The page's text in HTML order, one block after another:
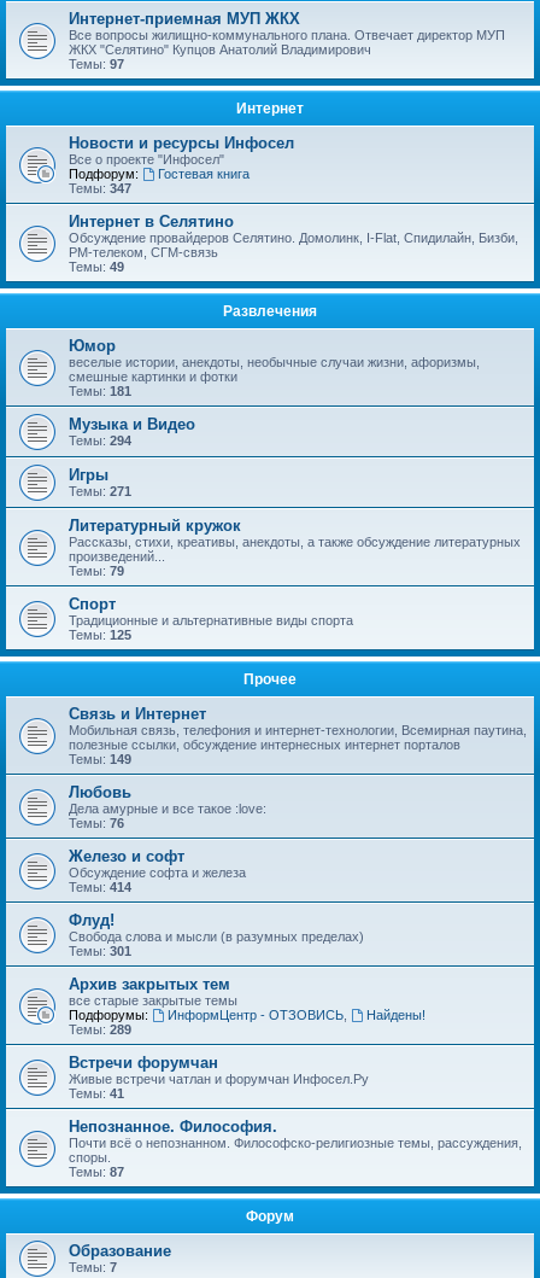
Интернет-приемная МУП ЖКХ
Все вопросы жилищно-коммунального плана. Отвечает директор МУП
ЖКХ "Селятино" Купцов Анатолий Владимирович
Темы: 97
Интернет
Новости и ресурсы Инфосел
Все о проекте "Инфосел"
Подфорум:
Гостевая книга
Темы: 347
Интернет в Селятино
Обсуждение провайдеров Селятино. Домолинк, I-Flat, Спидилайн, Бизби,
РМ-телеком, СГМ-связь
Темы: 49
Развлечения
Юмор
веселые истории, анекдоты, необычные случаи жизни, афоризмы,
смешные картинки и фотки
Темы: 181
Музыка и Видео
Темы: 294
Игры
Темы: 271
Литературный кружок
Рассказы, стихи, креативы, анекдоты, а также обсуждение литературных
произведений...
Темы: 79
Спорт
Традиционные и альтернативные виды спорта
Темы: 125
Прочее
Связь и Интернет
Мобильная связь, телефония и интернет-технологии, Всемирная паутина,
полезные ссылки, обсуждение интернесных интернет порталов
Темы: 149
Любовь
Дела амурные и все такое :love:
Темы: 76
Железо и софт
Обсуждение софта и железа
Темы: 414
Флуд!
Свобода слова и мысли (в разумных пределах)
Темы: 301
Архив закрытых тем
все старые закрытые темы
Подфорумы:
ИнформЦентр - ОТЗОВИСЬ,
Найдены!
Темы: 289
Встречи форумчан
Живые встречи чатлан и форумчан Инфосел.Ру
Темы: 41
Непознанное. Философия.
Почти всё о непознанном. Философско-религиозные темы, рассуждения,
споры.
Темы: 87
Форум
Образование
Темы: 7